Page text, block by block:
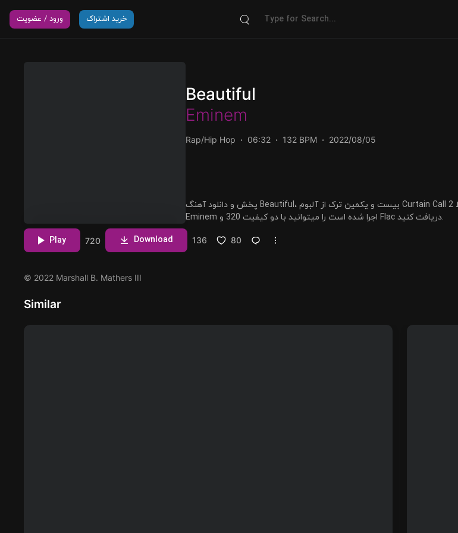
خرید اشتراک ورود / عضویت
Beautiful
Eminem
Rap/Hip Hop 06:32 132 BPM 2022/08/05
مشاهده بیشتر
Play 720 Download 136 80
© 2022 Marshall B. Mathers III
Similar